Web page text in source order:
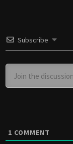
Subscribe
1 COMMENT